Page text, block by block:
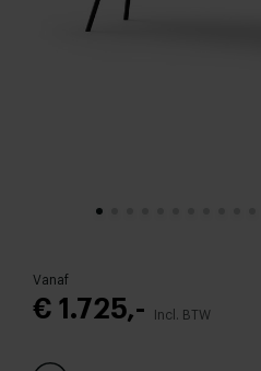
Vanaf
€ 1.725,- Incl. BTW